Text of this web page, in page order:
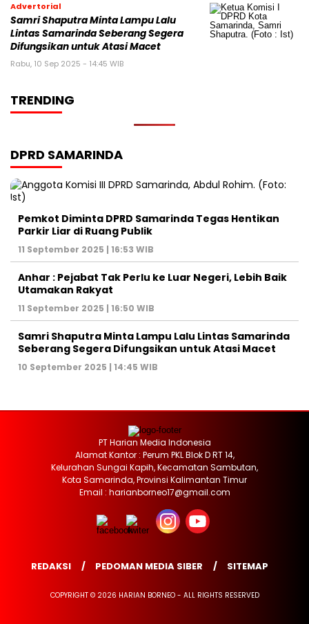
Advertorial
Samri Shaputra Minta Lampu Lalu
Lintas Samarinda Seberang Segera
Difungsikan untuk Atasi Macet
Rabu, 10 Sep 2025 - 14:45 WIB
TRENDING
DPRD SAMARINDA
Pemkot Diminta DPRD Samarinda Tegas Hentikan
Parkir Liar di Ruang Publik
11 September 2025 | 16:53 WIB
Anhar : Pejabat Tak Perlu ke Luar Negeri, Lebih Baik
Utamakan Rakyat
11 September 2025 | 16:50 WIB
Samri Shaputra Minta Lampu Lalu Lintas Samarinda
Seberang Segera Difungsikan untuk Atasi Macet
10 September 2025 | 14:45 WIB
PT Harian Media Indonesia
Alamat Kantor : Perum PKL Blok D RT 14,
Kelurahan Sungai Kapih, Kecamatan Sambutan,
Kota Samarinda, Provinsi Kalimantan Timur
Email : harianborneo17@gmail.com
REDAKSI PEDOMAN MEDIA SIBER SITEMAP
COPYRIGHT © 2026 HARIAN BORNEO - ALL RIGHTS RESERVED